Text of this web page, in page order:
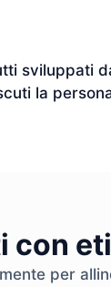
sviluppati
la
con
per